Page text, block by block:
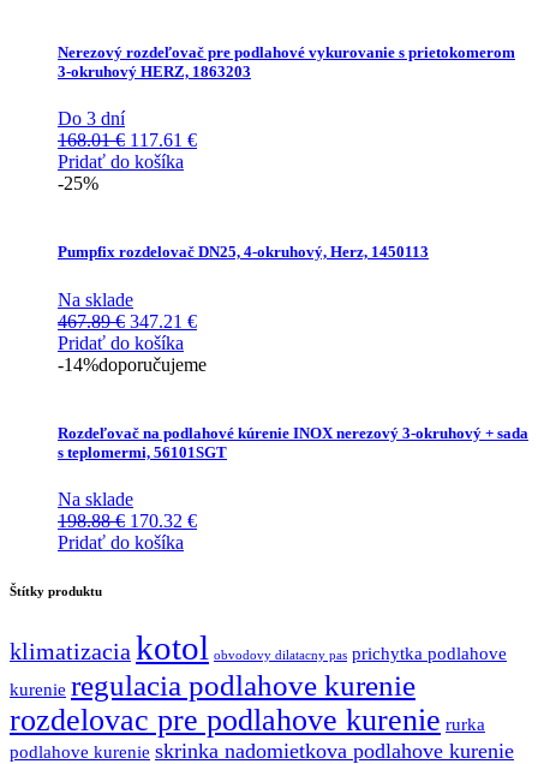
Nerezový rozdeľovač pre podlahové vykurovanie s prietokomerom
3-okruhový HERZ, 1863203
Do 3 dní
168.01€ Pôvodná
cena
117.61 €Aktuálna
Pridať do košíka
-25%
Pumpfix rozdelovač DN25, 4-okruhový, Herz, 1450113
Na sklade
467.89€ Pôvodná
cena
bola:
347.21 €Aktuálna
je:
Pridať do košíka
-14%doporučujeme
Rozdeľovač na podlahové kúrenie INOX nerezový 3-okruhový + sada
s teplomermi, 56101SGT
Na sklade
198.88€ Pôvodná
cena
170.32 €Aktuálna
Pridať do košíka
Štítky produktu
klimatizacia kotol obvodovy dilatacny pas prichytka podlahove
kurenie regulacia podlahove kurenie
rozdelovac pre podlahove kurenie rurka
podlahove kurenie skrinka nadomietkova podlahove kurenie